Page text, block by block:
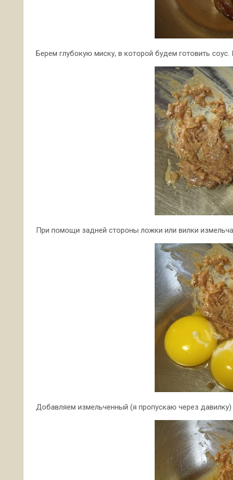
Берем глубокую миску, в которой будем готовить
При помощи задней стороны ложки или вилки
Добавляем измельченный (я пропускаю через давилку)